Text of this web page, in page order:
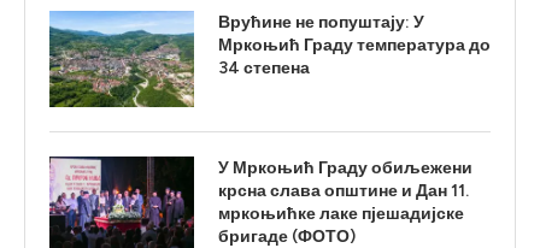
Врућине не попуштају: У
Мркоњић Граду температура до
34 степена
У Мркоњић Граду обиљежени
крсна слава општине и Дан 11.
мркоњићке лаке пјешадијске
бригаде (ФОТО)